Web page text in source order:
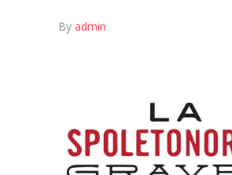
By admin